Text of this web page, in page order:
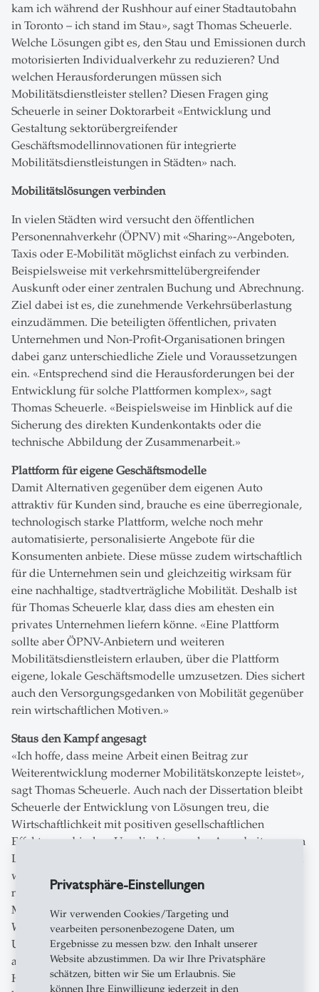
Privatsphäre-Einstellungen
Wir verwenden Cookies/Targeting und
vearbeiten personenbezogene Daten, um
Ergebnisse zu messen bzw. den Inhalt unserer
Website abzustimmen. Da wir Ihre Privatsphäre
schätzen, bitten wir Sie um Erlaubnis. Sie
können Ihre Einwilligung jederzeit in den
kam ich während der Rushhour auf einer Stadtautobahn
in Toronto – ich stand im Stau», sagt Thomas Scheuerle.
Welche Lösungen gibt es, den Stau und Emissionen durch
motorisierten Individualverkehr zu reduzieren? Und
welchen Herausforderungen müssen sich
Mobilitätsdienstleister stellen? Diesen Fragen ging
Scheuerle in seiner Doktorarbeit «Entwicklung und
Gestaltung sektorübergreifender
Geschäftsmodellinnovationen für integrierte
Mobilitätsdienstleistungen in Städten» nach.
Mobilitätslösungen verbinden
In vielen Städten wird versucht den öffentlichen
Personennahverkehr (ÖPNV) mit «Sharing»-Angeboten,
Taxis oder E-Mobilität möglichst einfach zu verbinden.
Beispielsweise mit verkehrsmittelübergreifender
Auskunft oder einer zentralen Buchung und Abrechnung.
Ziel dabei ist es, die zunehmende Verkehrsüberlastung
einzudämmen. Die beteiligten öffentlichen, privaten
Unternehmen und Non-Profit-Organisationen bringen
dabei ganz unterschiedliche Ziele und Voraussetzungen
ein. «Entsprechend sind die Herausforderungen bei der
Entwicklung für solche Plattformen komplex», sagt
Thomas Scheuerle. «Beispielsweise im Hinblick auf die
Sicherung des direkten Kundenkontakts oder die
technische Abbildung der Zusammenarbeit.»
Plattform für eigene Geschäftsmodelle
Damit Alternativen gegenüber dem eigenen Auto
attraktiv für Kunden sind, brauche es eine überregionale,
technologisch starke Plattform, welche noch mehr
automatisierte, personalisierte Angebote für die
Konsumenten anbiete. Diese müsse zudem wirtschaftlich
für die Unternehmen sein und gleichzeitig wirksam für
eine nachhaltige, stadtverträgliche Mobilität. Deshalb ist
für Thomas Scheuerle klar, dass dies am ehesten ein
privates Unternehmen liefern könne. «Eine Plattform
sollte aber ÖPNV-Anbietern und weiteren
Mobilitätsdienstleistern erlauben, über die Plattform
eigene, lokale Geschäftsmodelle umzusetzen. Dies sichert
auch den Versorgungsgedanken von Mobilität gegenüber
rein wirtschaftlichen Motiven.»
Staus den Kampf angesagt
«Ich hoffe, dass meine Arbeit einen Beitrag zur
Weiterentwicklung moderner Mobilitätskonzepte leistet»,
sagt Thomas Scheuerle. Auch nach der Dissertation bleibt
Scheuerle der Entwicklung von Lösungen treu, die
Wirtschaftlichkeit mit positiven gesellschaftlichen
Effekten verbinden. Um direkter an der Ausarbeitung von
Lösungen mitwirken zu können, geht er in die Praxis und
widmet sich der Förderung von
nachhaltigkeitsorientierten Start-ups und Innovationen.
Mobilität bleibt ein wichtiger Schwerpunkt. Der
Wissenschaft bleibt er als Lehrbeauftragter an der
Universität Freiburg im Breisgau erhalten. «Denn ich will
auch bei der Innovationsentwicklung eng mit
Hochschulen zusammenarbeiten. Damit werden